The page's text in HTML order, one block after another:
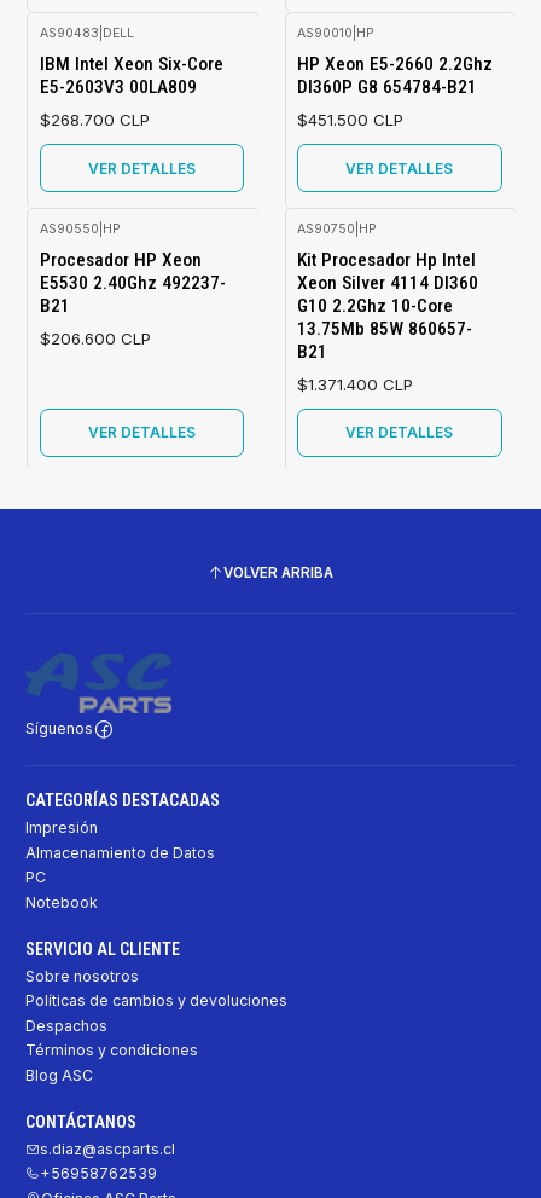
AS90483 DELL
IBM Intel Xeon Six-Core
E5-2603V3 00LA809
$268.700 CLP
VER DETALLES
AS90010 HP
HP Xeon E5-2660 2.2Ghz
Dl360P G8 654784-B21
$451.500 CLP
VER DETALLES
AS90550 HP
Procesador HP Xeon
E5530 2.40Ghz 492237-
B21
$206.600 CLP
VER DETALLES
AS90750 HP
Kit Procesador Hp Intel
Xeon Silver 4114 Dl360
G10 2.2Ghz 10-Core
13.75Mb 85W 860657-
B21
$1.371.400 CLP
VER DETALLES
VOLVER ARRIBA
Síguenos
CATEGORÍAS DESTACADAS
Impresión
Almacenamiento de Datos
PC
Notebook
SERVICIO AL CLIENTE
Sobre nosotros
Políticas de cambios y devoluciones
Despachos
Términos y condiciones
Blog ASC
CONTÁCTANOS
s.diaz@ascparts.cl
+56958762539